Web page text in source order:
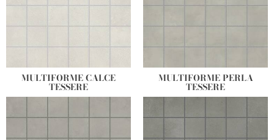
MULTIFORME CALCE
TESSERE
MULTIFORME PERLA
TESSERE